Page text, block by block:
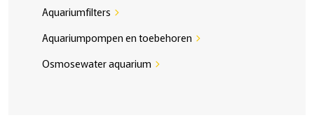
Aquariumfilters chevron_right
Aquariumpompen en toebehoren chevron_right
Osmosewater aquarium chevron_right